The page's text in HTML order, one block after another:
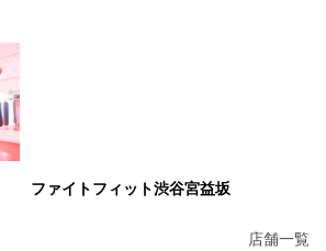
ファイトフィット渋谷宮益坂
店舗一覧